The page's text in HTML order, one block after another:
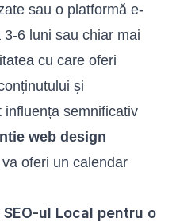
sau o platformă e-
6 luni sau chiar mai
cu care oferi
și
semnificativ
web design
oferi un calendar
ul Local pentru o